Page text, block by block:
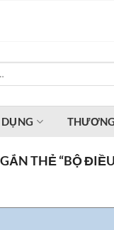
THẺ “BỘ